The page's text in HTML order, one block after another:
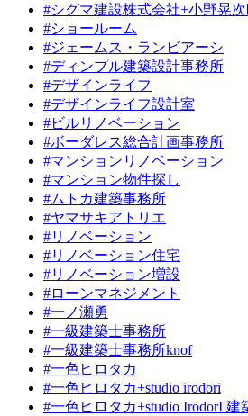
#シグマ建設株式会社+小野晃次
#ショールーム
#ジェームス・ランビアーシ
#ディンプル建築設計事務所
#デザインライフ
#デザインライフ設計室
#ビルリノベーション
#ボーダレス総合計画事務所
#マンションリノベーション
#マンション物件探し
#ムトカ建築事務所
#ヤマサキアトリエ
#リノベーション
#リノベーション住宅
#リノベーション増設
#ローンマネジメント
#一ノ瀬勇
#一級建築士事務所
#一級建築士事務所knof
#一色ヒロタカ
#一色ヒロタカ+studio irodori
#一色ヒロタカ+studio IrodorI 建